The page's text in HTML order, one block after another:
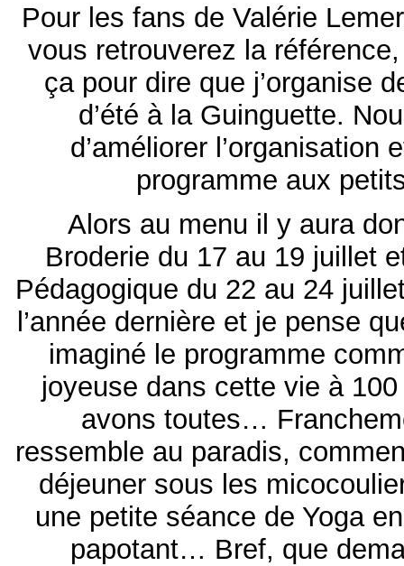
Pour les fans de Valérie
vous retrouverez la
ça pour dire que j’organise
d’été à la Guinguette.
d’améliorer l’organisation
programme aux
Alors au menu il y aura
Broderie du 17 au 19 juillet
Pédagogique du 22 au 24
l’année dernière et je pense
imaginé le programme
joyeuse dans cette vie à 100
avons toutes…
ressemble au paradis,
déjeuner sous les
une petite séance de Yoga
papotant… Bref, que